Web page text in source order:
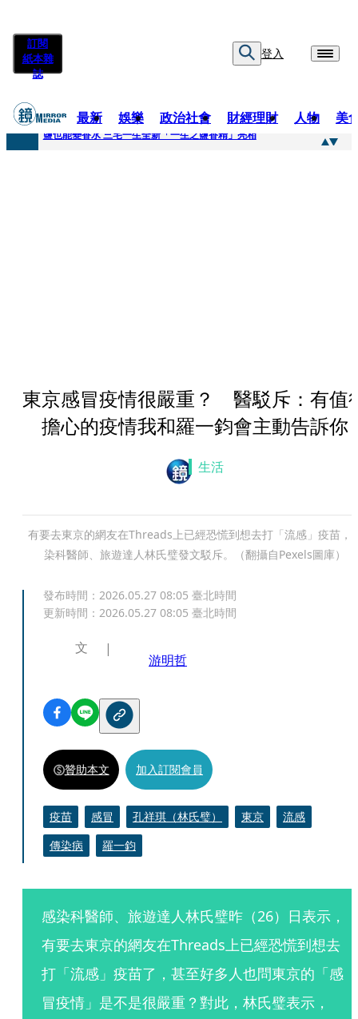
訂閱
紙本雜
誌
登入
最新 娛樂 政治社會 財經理財 人物 美
快訊
鹽也能變香水 三宅一生全新「一生之鹽香精」亮相
東京感冒疫情很嚴重？ 醫駁斥：有值
擔心的疫情我和羅一鈞會主動告訴你
生活
有要去東京的網友在Threads上已經恐慌到想去打「流感」疫苗，
染科醫師、旅遊達人林氏璧發文駁斥。（翻攝自Pexels圖庫）
發布時間： 2026.05.27 08:05 臺北時間
更新時間： 2026.05.27 08:05 臺北時間
文
游明哲
贊助本文 加入訂閱會員
疫苗 感冒 孔祥琪（林氏璧） 東京
流感
傳染病
羅一鈞
感染科醫師、旅遊達人林氏璧昨（26）日表示，
有要去東京的網友在Threads上已經恐慌到想去
打「流感」疫苗了，甚至好多人也問東京的「感
冒疫情」是不是很嚴重？對此，林氏璧表示，